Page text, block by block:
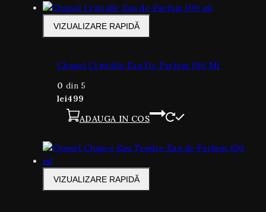
VIZUALIZARE RAPIDĂ
Chanel Cristalle Eau De Parfum 100 Ml
0 din 5
lei499
ADAUGA IN COS
VIZUALIZARE RAPIDĂ